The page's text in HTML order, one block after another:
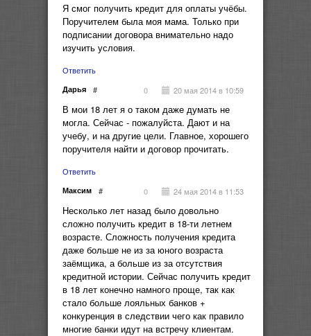
Я смог получить кредит для оплаты учёбы.
Поручителем была моя мама. Только при
подписании договора внимательно надо
изучить условия.
Ответить
Дарья # 20 мая 2014 в 10:59
0
В мои 18 лет я о таком даже думать не
могла. Сейчас - пожалуйста. Дают и на
учебу, и на другие цели. Главное, хорошего
поручителя найти и договор прочитать.
Ответить
Максим # 24 мая 2014 в 11:53
0
Несколько лет назад было довольно
сложно получить кредит в 18-ти летнем
возрасте. Сложность получения кредита
даже больше не из за юного возраста
заёмщика, а больше из за отсутствия
кредитной истории. Сейчас получить кредит
в 18 лет конечно намного проще, так как
стало больше лояльных банков +
конкуренция в следствии чего как правило
многие банки идут на встречу клиентам.